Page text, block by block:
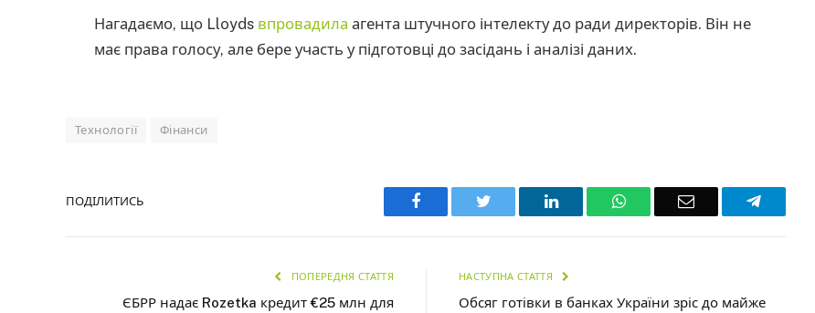
Нагадаємо, що Lloyds впровадила агента штучного інтелекту до ради директорів. Він не
має права голосу, але бере участь у підготовці до засідань і аналізі даних.
Технології Фінанси
ПОДІЛИТИСЬ Facebook Twitter LinkedIn WhatsAppEmail Telegram
ПОПЕРЕДНЯ СТАТТЯ
ЄБРР надає Rozetka кредит €25 млн для
НАСТУПНА СТАТТЯ
Обсяг готівки в банках України зріс до майже